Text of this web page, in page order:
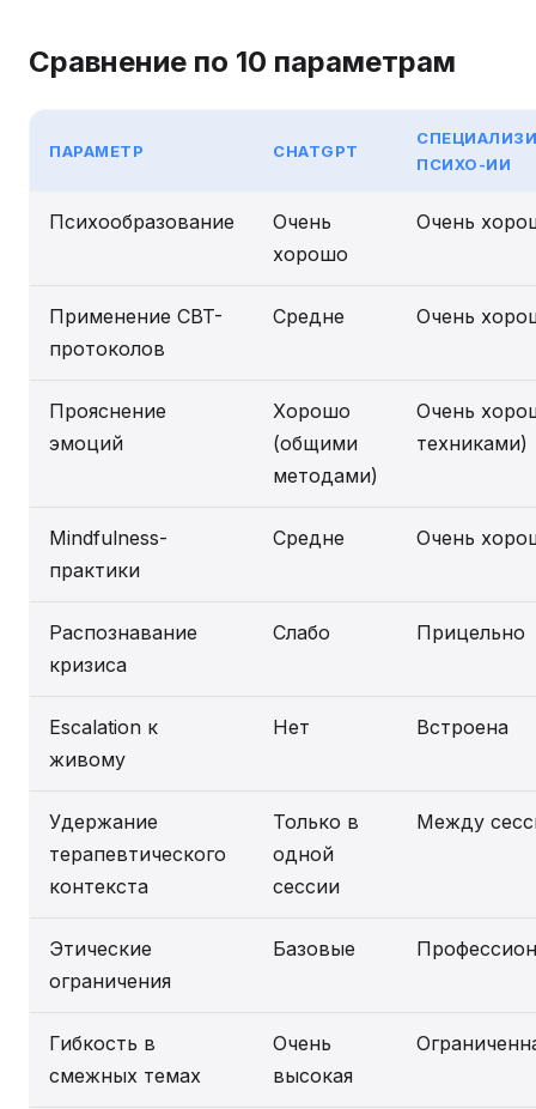
Сравнение по 10 параметрам
ПАРАМЕТР CHATGPT
ПСИХО-ИИ
Психообразование
Очень
хорошо
Очень
Применение CBT-
протоколов
Средне Очень
Прояснение
эмоций
Хорошо
(общими
методами)
Очень
техниками)
Mindfulness-
практики
Средне Очень
Распознавание
кризиса
Слабо Прицельно
Escalation к
живому
Нет Встроена
Удержание
терапевтического
контекста
Только в
одной
сессии
Между
Этические
ограничения
Базовые
Гибкость в
смежных темах
Очень
высокая